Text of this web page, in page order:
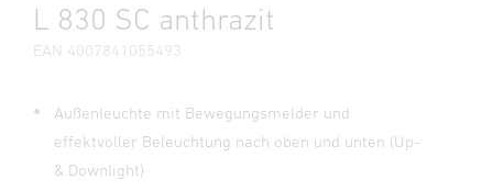
L 830 SC anthrazit
EAN 4007841055493
Außenleuchte mit Bewegungsmelder und
effektvoller Beleuchtung nach oben und unten (Up-
& Downlight)